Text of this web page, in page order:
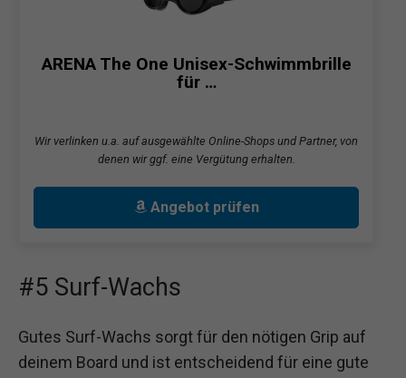
ARENA The One Unisex-Schwimmbrille
für …
Wir verlinken u.a. auf ausgewählte Online-Shops und Partner, von
denen wir ggf. eine Vergütung erhalten.
Angebot prüfen
#5 Surf-Wachs
Gutes Surf-Wachs sorgt für den nötigen Grip auf
deinem Board und ist entscheidend für eine gute